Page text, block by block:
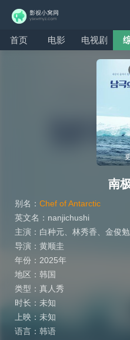
首页 电影 电视剧
南
别名： Chef of Antarctic
英文名： nanjichushi
主演： 白种元 林秀香 金俊勉
导演： 黄顺圭
年份： 2025年
地区： 韩国
类型： 真人秀
时长： 未知
上映： 未知
语言： 韩语